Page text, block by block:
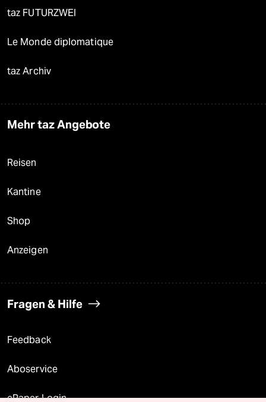
taz FUTURZWEI
Le Monde diplomatique
taz Archiv
Mehr taz Angebote
Reisen
Kantine
Shop
Anzeigen
Fragen & Hilfe
Feedback
Aboservice
ePaper Login